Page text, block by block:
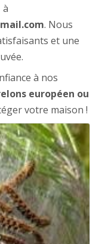
à
. Nous
et une
à nos
européen ou
votre maison !